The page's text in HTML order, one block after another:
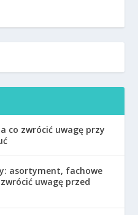
co zwrócić uwagę przy
asortyment, fachowe
uwagę przed